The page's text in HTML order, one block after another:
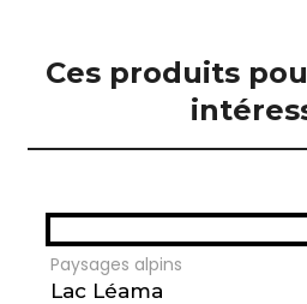
Ces produits
Paysages alpins
Lac Léama